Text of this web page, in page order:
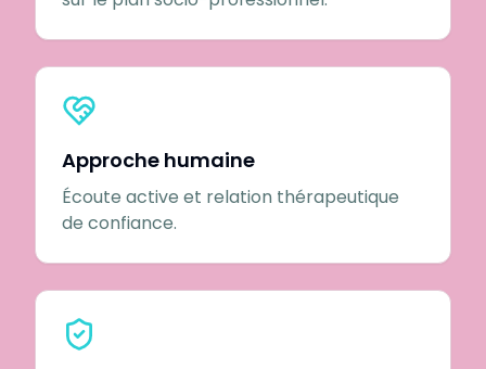
Approche humaine
Écoute active et relation thérapeutique
de confiance.